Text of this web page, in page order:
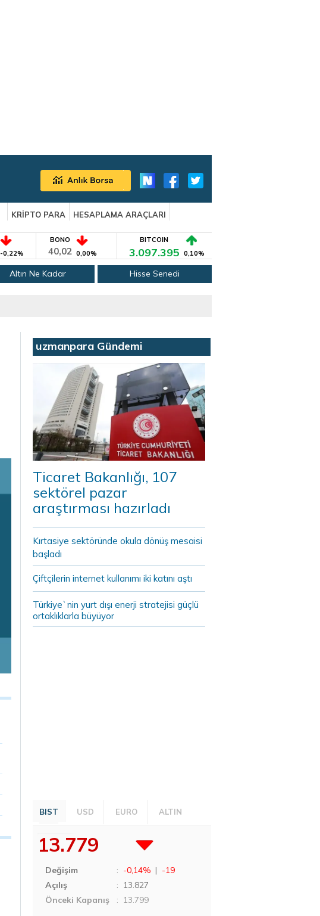
KRİPTO PARA
HESAPLAMA ARAÇLARI
-0,22%
BONO
40,02 0,00%
BITCOIN
3.097.395 0,10%
Altın Ne Kadar Hisse Senedi
uzmanpara Gündemi
Ticaret Bakanlığı, 107
sektörel pazar
araştırması hazırladı
Kırtasiye sektöründe okula dönüş mesaisi
başladı
Çiftçilerin internet kullanımı iki katını aştı
Türkiye`nin yurt dışı enerji stratejisi güçlü
ortaklıklarla büyüyor
BIST USD EURO ALTIN
13.779
Değişim : -0,14% | -19
Açılış
: 13.827
Önceki Kapanış
: 13.799